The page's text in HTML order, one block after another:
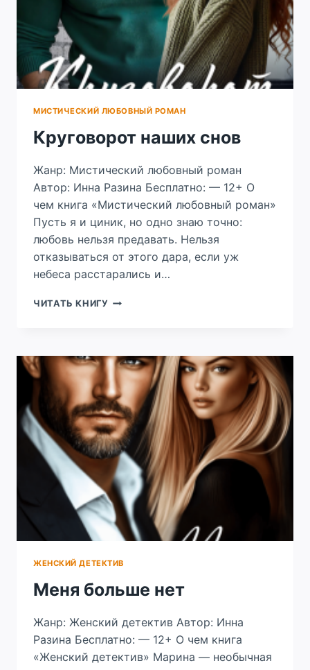
МИСТИЧЕСКИЙ ЛЮБОВНЫЙ РОМАН
Круговорот наших снов
Жанр: Мистический любовный роман
Автор: Инна Разина Бесплатно: — 12+ О
чем книга «Мистический любовный роман»
Пусть я и циник, но одно знаю точно:
любовь нельзя предавать. Нельзя
отказываться от этого дара, если уж
небеса расстарались и…
ЧИТАТЬ КНИГУ КРУГОВОРОТ
ЖЕНСКИЙ ДЕТЕКТИВ
Меня больше нет
Жанр: Женский детектив Автор: Инна
Разина Бесплатно: — 12+ О чем книга
«Женский детектив» Марина — необычная